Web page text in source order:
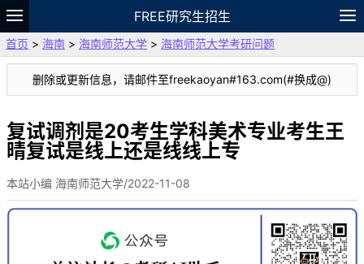
FREE研究生招生
题库
故事 专题 APP 笔记
论坛
VIP
资料
首页 > 海南 > 海南师范大学 > 海南师范大学考研问题
删除或更新信息，请邮件至freekaoyan#163.com(#换成@)
复试调剂是20考生学科美术专业考生王
晴复试是线上还是线线上专
本站小编 海南师范大学/2022-11-08